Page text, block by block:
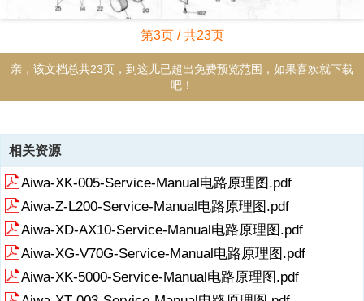
第3页 / 共23页
亲，该文档总共23页，到这儿已超出免费预览范围，如果喜欢就下载
吧！
资源描述
《Aiwa-AD6800-tape-sm维修电路图 手册.pdf》由会员分享，可在线阅
读，更多相关《Aiwa-AD6800-tape-sm维修电路图 手册.pdf（23页珍
藏版）》请在收音机爱好者资料库上搜索。
RadioFans.CN RadioFans.CN RadioFans.CN RadioFans.CN
RadioFans.CN RadioFans.CN RadioFans.CN RadioFans.CN
RadioFans.CN RadioFans.CN RadioFans.CN RadioFans.CN
RadioFans.CN RadioFans.CN RadioFans.CN RadioFans.CN
RadioFans.CN RadioFans.CN RadioFans.CN RadioFans.CN
展开 阅读全文
相关资源
Aiwa-XK-005-Service-Manual电路原理图.pdf
Aiwa-Z-L200-Service-Manual电路原理图.pdf
Aiwa-XD-AX10-Service-Manual电路原理图.pdf
Aiwa-XG-V70G-Service-Manual电路原理图.pdf
Aiwa-XK-5000-Service-Manual电路原理图.pdf